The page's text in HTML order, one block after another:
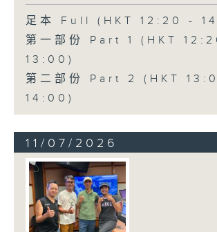
足本 Full (HKT 12:20 -
第一部份 Part 1 (HKT
13:00)
第二部份 Part 2 (HKT
14:00)
11/07/2026